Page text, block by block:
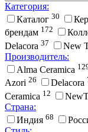
Категория:
Каталог 30
брендам 172
Delacora 37 New
Производитель:
Alma Ceramica
Azori 26 Delacora
Ceramica 12
Страна:
Индия 68